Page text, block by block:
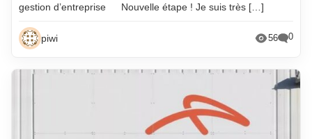
gestion d’entreprise Nouvelle étape ! Je suis très […]
piwi 56 0